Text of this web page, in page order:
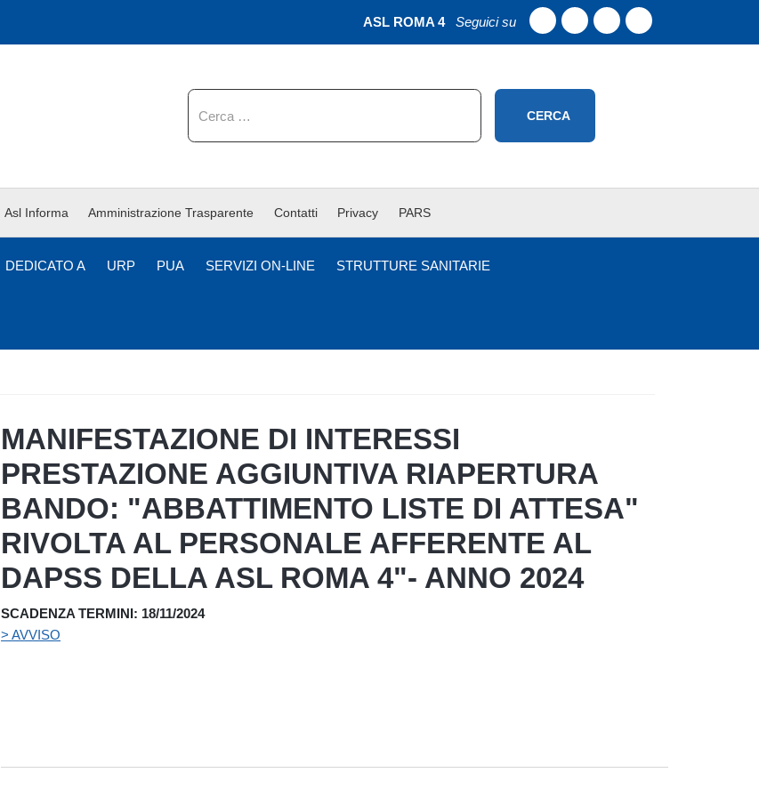
ASL ROMA 4 Seguici su
Cerca
CERCA
Asl Informa Amministrazione Trasparente Contatti Privacy PARS
DEDICATO A URP PUA SERVIZI ON-LINE STRUTTURE SANITARIE
MANIFESTAZIONE DI INTERESSI
PRESTAZIONE AGGIUNTIVA RIAPERTURA
BANDO: "ABBATTIMENTO LISTE DI ATTESA"
RIVOLTA AL PERSONALE AFFERENTE AL
DAPSS DELLA ASL ROMA 4"- ANNO 2024
SCADENZA TERMINI: 18/11/2024
> AVVISO